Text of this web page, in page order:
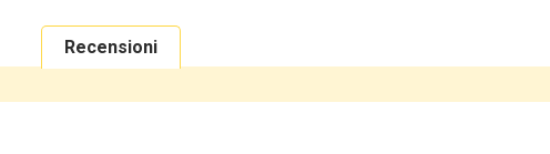
Recensioni